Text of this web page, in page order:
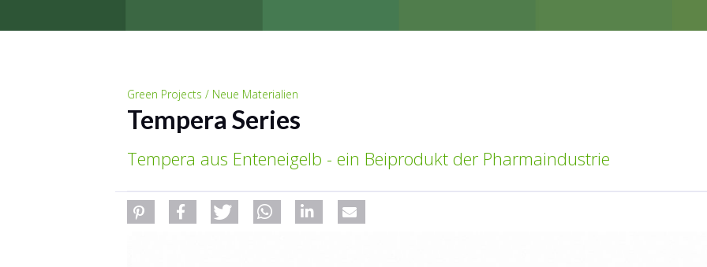
Green Projects / Neue Materialien
Tempera Series
Tempera aus Enteneigelb - ein Beiprodukt der Pharmaindustrie